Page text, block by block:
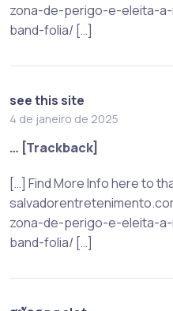
zona-de-perigo-e-eleita-
band-folia/ […]
see this site
4 de janeiro de 2025
… [Trackback]
[…] Find More Info here to
zona-de-perigo-e-eleita-
band-folia/ […]